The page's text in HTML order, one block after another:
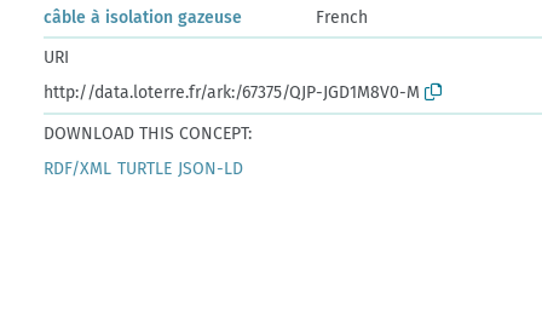
câble à isolation gazeuse
French
URI
http://data.loterre.fr/ark:/67375/QJP-JGD1M8V0-M
DOWNLOAD THIS CONCEPT:
RDF/XML TURTLE JSON-LD